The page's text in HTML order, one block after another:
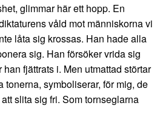
glimmar här ett hopp. En
våld mot människorna vi
låta sig krossas. Han hade alla
sig. Han försöker vrida sig
fjättrats i. Men utmattad störtar
tonerna, symboliserar, för mig, de
slita sig fri. Som tornseglarna